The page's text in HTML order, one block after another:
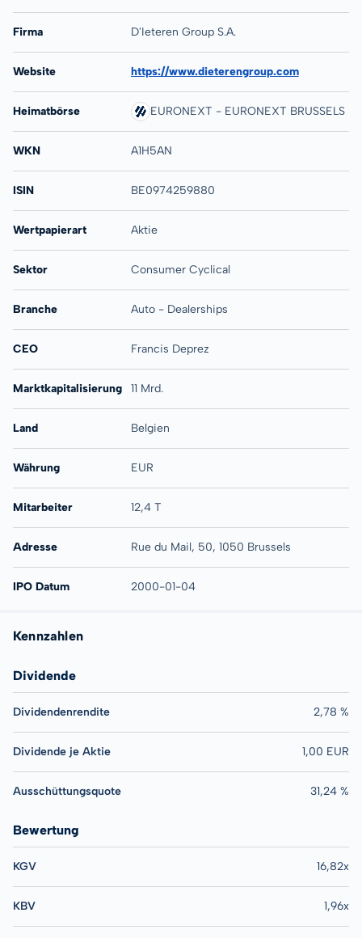
Firma D'Ieteren Group S.A.
Website https://www.dieterengroup.com
Heimatbörse EURONEXT - EURONEXT BRUSSELS
WKN A1H5AN
ISIN BE0974259880
Wertpapierart Aktie
Sektor Consumer Cyclical
Branche Auto - Dealerships
CEO Francis Deprez
Marktkapitalisierung 11 Mrd.
Land Belgien
Währung EUR
Mitarbeiter 12,4 T
Adresse Rue du Mail, 50, 1050 Brussels
IPO Datum 2000-01-04
Kennzahlen
Dividende
Dividendenrendite 2,78 %
Dividende je Aktie 1,00 EUR
Ausschüttungsquote 31,24 %
Bewertung
KGV 16,82x
KBV 1,96x